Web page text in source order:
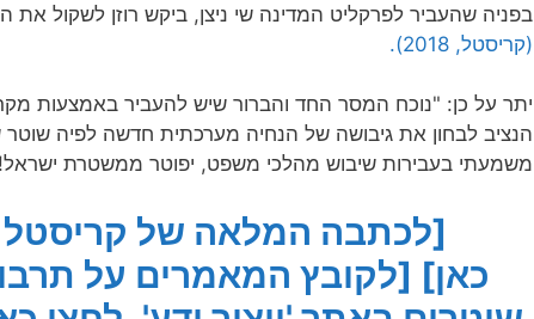
בפניה שהעביר לפרקליט המדינה שי ניצן, ביקש רוזן לשקול את
(קריסטל, 2018).
יתר על כן: "נוכח המסר החד והברור שיש להעביר באמצעות
הנציב לבחון את גיבושה של הנחיה מערכתית חדשה לפיה
משמעתי בעבירות שיבוש מהלכי משפט, יפוטר ממשטרת ישראל!
[לכתבה המלאה של קריסטל
כאן] [לקובץ המאמרים על